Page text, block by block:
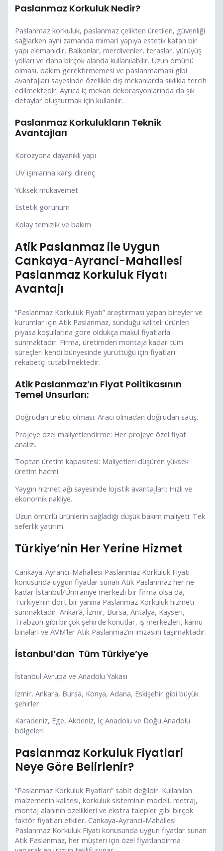
Paslanmaz Korkuluk Nedir?
Paslanmaz korkuluk, paslanmaz çelikten üretilen, güvenliği
sağlarken aynı zamanda mimari yapıya estetik katan bir
yapı elemanıdır. Balkonlar, merdivenler, teraslar, yürüyüş
yolları ve daha birçok alanda kullanılabilir. Uzun ömürlü
olması, bakım gerektirmemesi ve paslanmaması gibi
avantajları sayesinde özellikle dış mekanlarda sıklıkla tercih
edilmektedir. Ayrıca iç mekan dekorasyonlarında da şık
detaylar oluşturmak için kullanılır.
Paslanmaz Korkulukların Teknik
Avantajları
Korozyona dayanıklı yapı
UV ışınlarına karşı direnç
Yüksek mukavemet
Estetik görünüm
Kolay temizlik ve bakım
Atik Paslanmaz ile Uygun
Cankaya-Ayranci-Mahallesi
Paslanmaz Korkuluk Fiyatı
Avantajı
“Paslanmaz Korkuluk Fiyatı” araştırması yapan bireyler ve
kurumlar için Atik Paslanmaz, sunduğu kaliteli ürünleri
piyasa koşullarına göre oldukça makul fiyatlarla
sunmaktadır. Firma, üretimden montaja kadar tüm
süreçleri kendi bünyesinde yürüttüğü için fiyatları
rekabetçi tutabilmektedir.
Atik Paslanmaz’ın Fiyat Politikasının
Temel Unsurları:
Doğrudan üretici olması: Aracı olmadan doğrudan satış.
Projeye özel maliyetlendirme: Her projeye özel fiyat
analizi.
Toptan üretim kapasitesi: Maliyetleri düşüren yüksek
üretim hacmi.
Yaygın hizmet ağı sayesinde lojistik avantajları: Hızlı ve
ekonomik nakliye.
Uzun ömürlü ürünlerin sağladığı düşük bakım maliyeti: Tek
seferlik yatırım.
Türkiye’nin Her Yerine Hizmet
Cankaya-Ayranci-Mahallesi Paslanmaz Korkuluk Fiyatı
konusunda uygun fiyatlar sunan Atik Paslanmaz her ne
kadar İstanbul/Ümraniye merkezli bir firma olsa da,
Türkiye’nin dört bir yanına Paslanmaz Korkuluk hizmeti
sunmaktadır. Ankara, İzmir, Bursa, Antalya, Kayseri,
Trabzon gibi birçok şehirde konutlar, iş merkezleri, kamu
binaları ve AVM’ler Atik Paslanmaz’ın imzasını taşımaktadır.
İstanbul’dan Tüm Türkiye’ye
İstanbul Avrupa ve Anadolu Yakası
İzmir, Ankara, Bursa, Konya, Adana, Eskişehir gibi büyük
şehirler
Karadeniz, Ege, Akdeniz, İç Anadolu ve Doğu Anadolu
bölgeleri
Paslanmaz Korkuluk Fiyatlari
Neye Göre Belirlenir?
“Paslanmaz Korkuluk Fiyatları” sabit değildir. Kullanılan
malzemenin kalitesi, korkuluk sisteminin modeli, metraj,
montaj alanının özellikleri ve ekstra talepler gibi birçok
faktör fiyatları etkiler. Cankaya-Ayranci-Mahallesi
Paslanmaz Korkuluk Fiyatı konusunda uygun fiyatlar sunan
Atik Paslanmaz, her müşteri için özel fiyatlandırma